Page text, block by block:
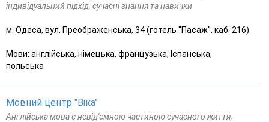
індивідуальний підхід, сучасні знання та навички
м. Одеса, вул. Преображенська, 34 (готель "Пасаж", каб. 216)
Мови: англійська, німецька, французька, Іспанська,
польська
Мовний центр "Віка"
Англійська мова є невід'ємною частиною сучасного життя,